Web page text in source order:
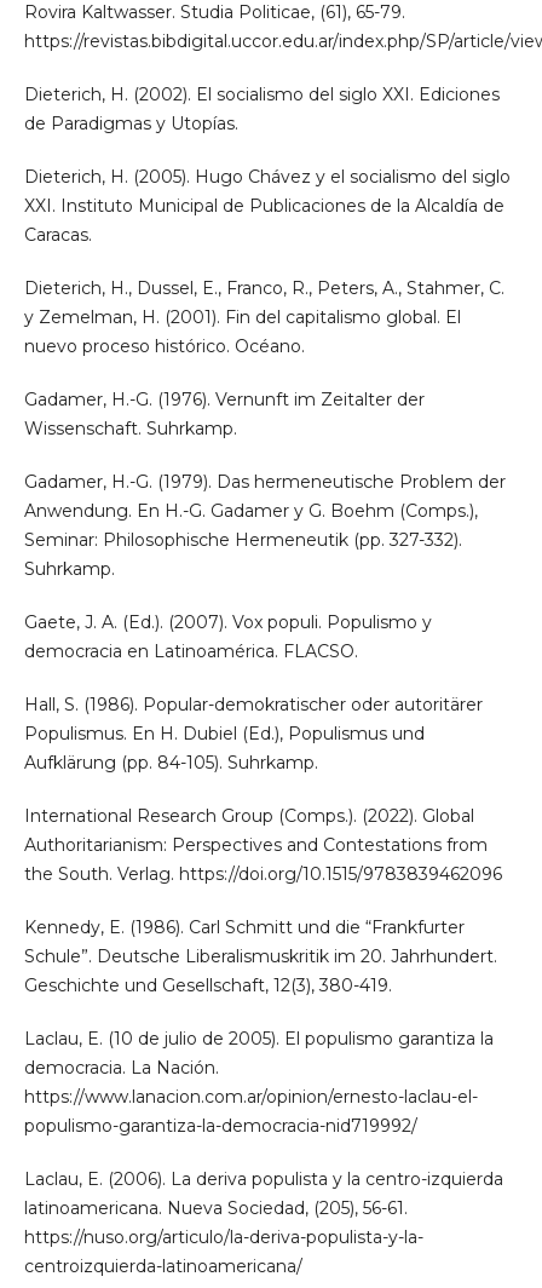
Rovira Kaltwasser. Studia Politicae, (61), 65-79.
https://revistas.bibdigital.uccor.edu.ar/index.php/SP/article/
Dieterich, H. (2002). El socialismo del siglo XXI. Ediciones
de Paradigmas y Utopías.
Dieterich, H. (2005). Hugo Chávez y el socialismo del siglo
XXI. Instituto Municipal de Publicaciones de la Alcaldía de
Caracas.
Dieterich, H., Dussel, E., Franco, R., Peters, A., Stahmer, C.
y Zemelman, H. (2001). Fin del capitalismo global. El
nuevo proceso histórico. Océano.
Gadamer, H.-G. (1976). Vernunft im Zeitalter der
Wissenschaft. Suhrkamp.
Gadamer, H.-G. (1979). Das hermeneutische Problem der
Anwendung. En H.-G. Gadamer y G. Boehm (Comps.),
Seminar: Philosophische Hermeneutik (pp. 327-332).
Suhrkamp.
Gaete, J. A. (Ed.). (2007). Vox populi. Populismo y
democracia en Latinoamérica. FLACSO.
Hall, S. (1986). Popular-demokratischer oder autoritärer
Populismus. En H. Dubiel (Ed.), Populismus und
Aufklärung (pp. 84-105). Suhrkamp.
International Research Group (Comps.). (2022). Global
Authoritarianism: Perspectives and Contestations from
the South. Verlag. https://doi.org/10.1515/9783839462096
Kennedy, E. (1986). Carl Schmitt und die “Frankfurter
Schule”. Deutsche Liberalismuskritik im 20. Jahrhundert.
Geschichte und Gesellschaft, 12(3), 380-419.
Laclau, E. (10 de julio de 2005). El populismo garantiza la
democracia. La Nación.
https://www.lanacion.com.ar/opinion/ernesto-laclau-el-
populismo-garantiza-la-democracia-nid719992/
Laclau, E. (2006). La deriva populista y la centro-izquierda
latinoamericana. Nueva Sociedad, (205), 56-61.
https://nuso.org/articulo/la-deriva-populista-y-la-
centroizquierda-latinoamericana/